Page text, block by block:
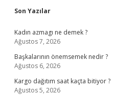
Sidebar
Son Yazılar
Kadın azmagı ne demek ?
Ağustos 7, 2026
Başkalarının önemsemek nedir ?
Ağustos 6, 2026
Kargo dağıtım saat kaçta bitiyor ?
Ağustos 5, 2026